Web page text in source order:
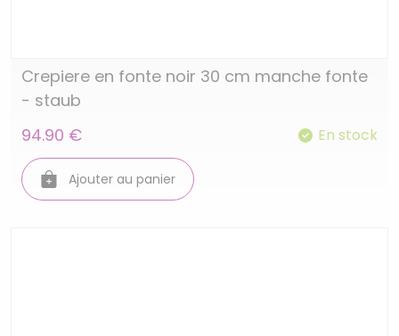
Crepiere en fonte noir 30 cm manche fonte
- staub
94.90 €
En stock
Ajouter au panier